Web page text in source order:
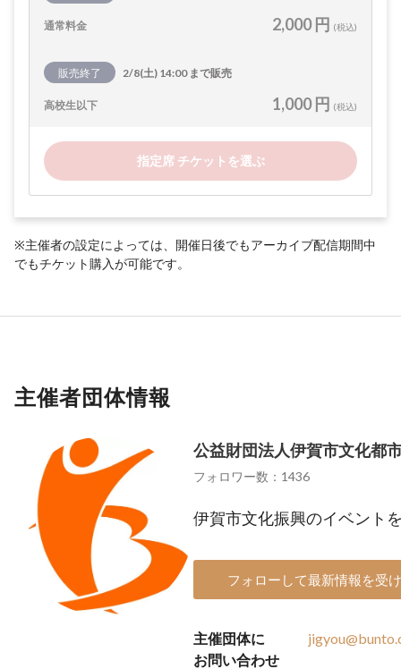
通常料金 2,000 円 (税込)
販売終了 2/8(土) 14:00 まで販売
高校生以下 1,000 円 (税込)
指定席 チケットを選ぶ
※主催者の設定によっては、開催日後でもアーカイブ配信期間中
でもチケット購入が可能です。
主催者団体情報
公益財団法人伊賀市文化都
フォロワー数：1436
伊賀市文化振興のイベント
フォローして最新情報を受
主催団体に
お問い合わせ